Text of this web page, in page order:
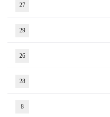
27
29
26
28
8